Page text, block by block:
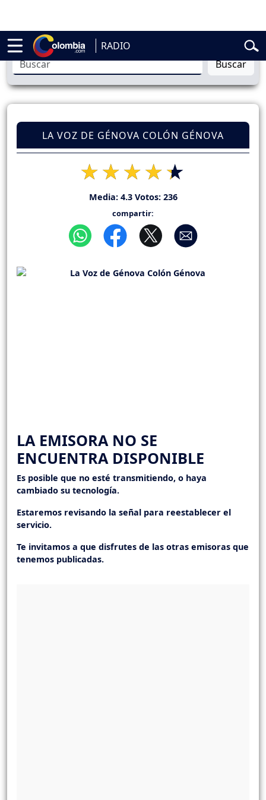
RADIO
de la Espriella Vuelta a Colombia
Buscar
LA VOZ DE GÉNOVA COLÓN GÉNOVA
Media: 4.3Votos: 236
compartir:
LA EMISORA NO SE
ENCUENTRA DISPONIBLE
Es posible que no esté transmitiendo, o haya
cambiado su tecnología.
Estaremos revisando la señal para reestablecer el
servicio.
Te invitamos a que disfrutes de las otras emisoras que
tenemos publicadas.